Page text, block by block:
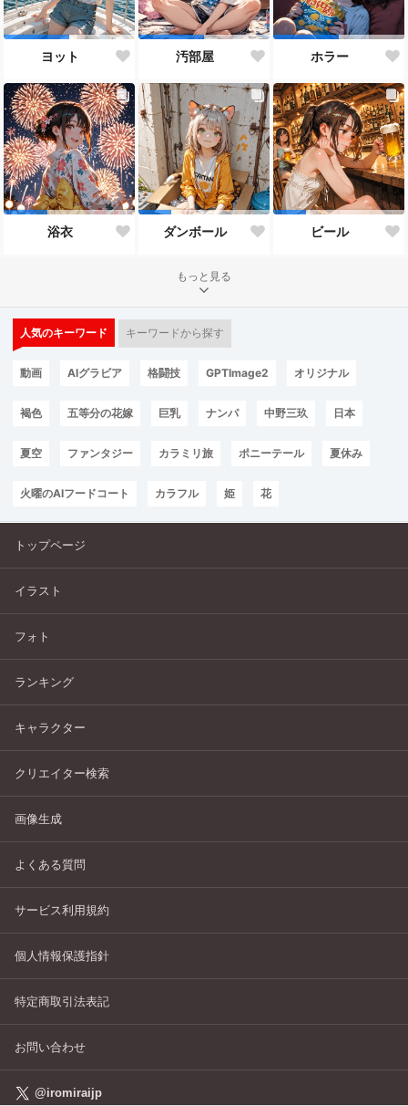
ヨット 汚部屋 ホラー
浴衣 ダンボール ビール
もっと見る
人気のキーワード キーワードから探す
動画 AIグラビア 格闘技 GPTImage2 オリジナル
褐色 五等分の花嫁 巨乳 ナンパ 中野三玖 日本
夏空 ファンタジー カラミリ旅 ポニーテール 夏休み
火曜のAIフードコート カラフル 姫 花
トップページ
イラスト
フォト
ランキング
キャラクター
クリエイター検索
画像生成
よくある質問
サービス利用規約
個人情報保護指針
特定商取引法表記
お問い合わせ
@iromiraijp